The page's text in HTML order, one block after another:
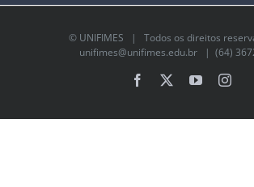
© UNIFIMES | Todos os direitos
unifimes@unifimes.edu.br| (64)
Facebook YouTube